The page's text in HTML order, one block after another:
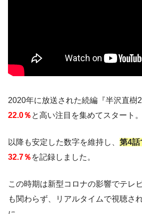
2020年に放送された続編『半沢直樹2
22.0％ と高い注目を集めてスタート。
以降も安定した数字を維持し、 第4話
32.7％ を記録しました。
この時期は新型コロナの影響でテレ
も関わらず、リアルタイムで視聴さ